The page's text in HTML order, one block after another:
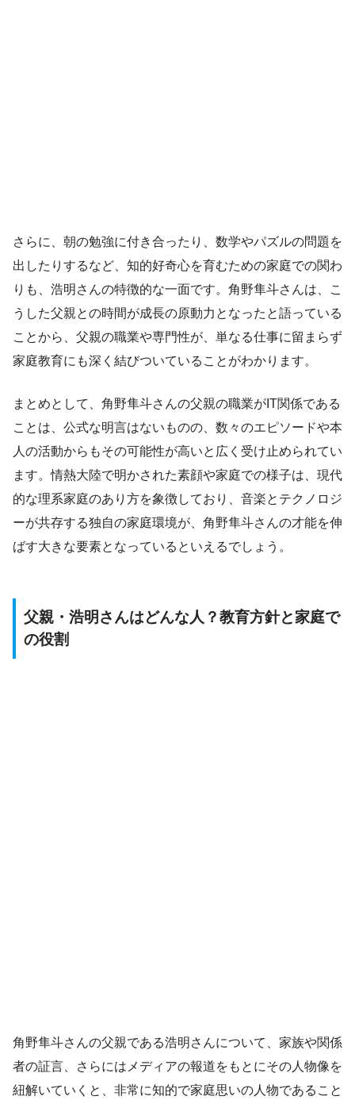
さらに、朝の勉強に付き合ったり、数学やパズルの問題を
出したりするなど、知的好奇心を育むための家庭での関わ
りも、浩明さんの特徴的な一面です。角野隼斗さんは、こ
うした父親との時間が成長の原動力となったと語っている
ことから、父親の職業や専門性が、単なる仕事に留まらず
家庭教育にも深く結びついていることがわかります。
まとめとして、角野隼斗さんの父親の職業がIT関係である
ことは、公式な明言はないものの、数々のエピソードや本
人の活動からもその可能性が高いと広く受け止められてい
ます。情熱大陸で明かされた素顔や家庭での様子は、現代
的な理系家庭のあり方を象徴しており、音楽とテクノロジ
ーが共存する独自の家庭環境が、角野隼斗さんの才能を伸
ばす大きな要素となっているといえるでしょう。
父親・浩明さんはどんな人？教育方針と家庭で
の役割
角野隼斗さんの父親である浩明さんについて、家族や関係
者の証言、さらにはメディアの報道をもとにその人物像を
紐解いていくと、非常に知的で家庭思いの人物であること